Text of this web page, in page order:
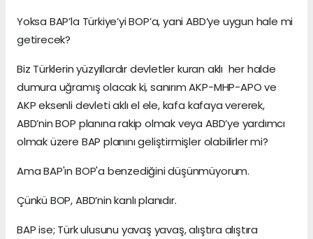
Yoksa BAP’la Türkiye’yi BOP’a, yani ABD’ye uygun hale mi
getirecek?
Biz Türklerin yüzyıllardır devletler kuran aklı her halde
dumura uğramış olacak ki, sanırım AKP-MHP-APO ve
AKP eksenli devleti aklı el ele, kafa kafaya vererek,
ABD’nin BOP planına rakip olmak veya ABD’ye yardımcı
olmak üzere BAP planını geliştirmişler olabilirler mi?
Ama BAP'ın BOP'a benzediğini düşünmüyorum.
Çünkü BOP, ABD’nin kanlı planıdır.
BAP ise; Türk ulusunu yavaş yavaş, alıştıra alıştıra